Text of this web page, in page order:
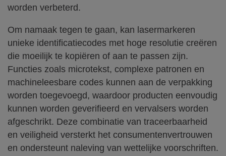
worden verbeterd.
Om namaak tegen te gaan, kan lasermarkeren
unieke identificatiecodes met hoge resolutie creëren
die moeilijk te kopiëren of aan te passen zijn.
Functies zoals microtekst, complexe patronen en
machineleesbare codes kunnen aan de verpakking
worden toegevoegd, waardoor producten eenvoudig
kunnen worden geverifieerd en vervalsers worden
afgeschrikt. Deze combinatie van traceerbaarheid
en veiligheid versterkt het consumentenvertrouwen
en ondersteunt naleving van wettelijke voorschriften.